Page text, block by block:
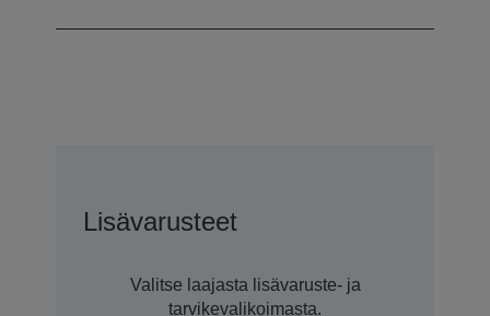
Lisävarusteet
Valitse laajasta lisävaruste- ja
tarvikevalikoimasta.